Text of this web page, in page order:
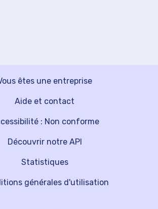
êtes une entreprise
Découvrir notre API
Aide et contact
Statistiques
: Non conforme
générales d'utilisation